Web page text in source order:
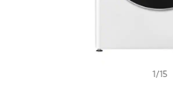
1/15